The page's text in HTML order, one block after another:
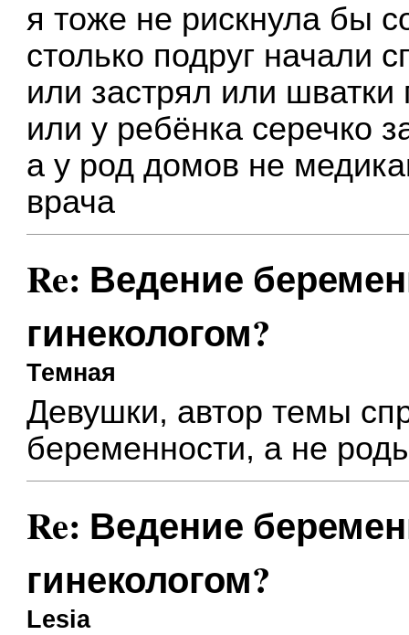
я тоже не рискнула бы
столько подруг начали
или застрял или шватки
или у ребёнка серечко
а у род домов не
врача
Re: Ведение
гинекологом?
Темная
Девушки, автор темы
беременности, а не
Re: Ведение
гинекологом?
Lesia